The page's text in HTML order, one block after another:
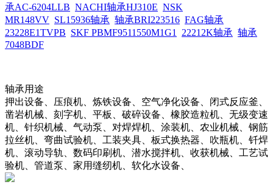
承AC-6204LLB NACHI轴承HJ310E NSK
MR148VV SL15936轴承 轴承BRI223516 FAG轴承
23228E1TVPB SKF PBMF9511550M1G1 22212K轴承 轴承
7048BDF
轴承用途
押出设备、压痕机、炼铁设备、空气净化设备、闭式反应釜、
凿岩机械、刻字机、平板、破碎设备、橡胶造粒机、无级变速
机、针织机械、气动泵、对焊焊机、涂装机、农业机械、钢筋
拉丝机、弯曲试验机、工装夹具、板式换热器、吹瓶机、钎焊
机、滚动导轨、数码印刷机、潜水搅拌机、收获机械、工艺试
验机、管道泵、家用缝纫机、软化水设备、